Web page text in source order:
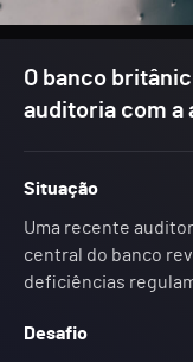
O banco
auditoria com a
Situação
Uma recente
central do banco
deficiências
Desafio